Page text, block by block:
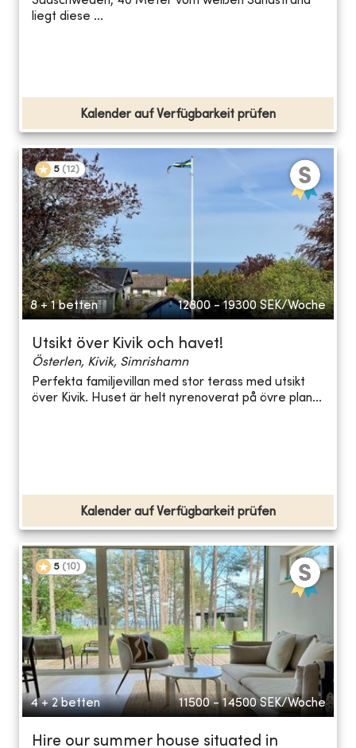
liegt diese ...
Kalender auf Verfügbarkeit prüfen
5 (12)
8 + 1 betten 12800 - 19300 SEK/Woche
Utsikt över Kivik och havet!
Österlen, Kivik, Simrishamn
Perfekta familjevillan med stor terass med utsikt
över Kivik. Huset är helt nyrenoverat på övre plan...
Kalender auf Verfügbarkeit prüfen
5 (10)
4 + 2 betten 11500 - 14500 SEK/Woche
Hire our summer house situated in